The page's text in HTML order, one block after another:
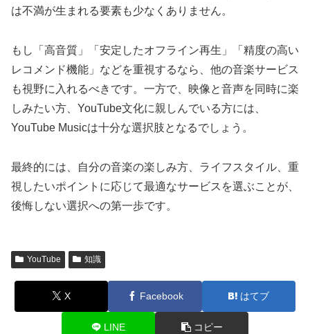
は不満が生まれる要素も少なくありません。
もし「高音質」「安定したオフライン再生」「精度の高い
レコメンド機能」などを重視するなら、他の音楽サービス
も視野に入れるべきです。一方で、映像と音声を同時に楽
しみたい方、YouTube文化に親しんでいる方には、
YouTube Musicは十分な選択肢となるでしょう。
最終的には、自分の音楽の楽しみ方、ライフスタイル、重
視したいポイントに応じて最適なサービスを選ぶことが、
後悔しない選択への第一歩です。
YouTube 知識
X Facebook はてブ
LINE コピー